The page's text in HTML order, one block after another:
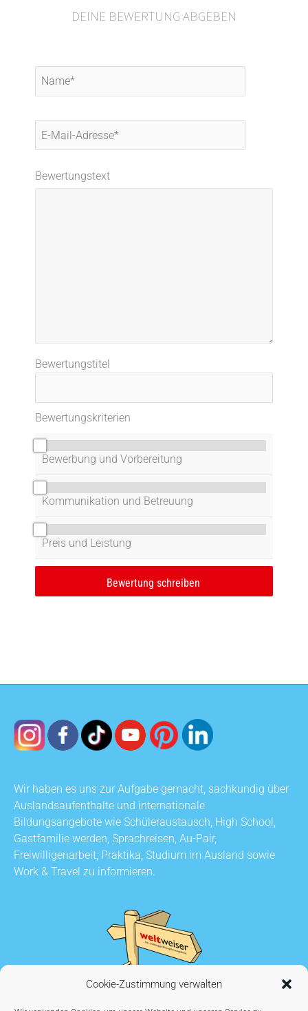
Cookie-Zustimmung verwalten
DEINE BEWERTUNG ABGEBEN
Name*
E-
Mail-
Adresse*
Bewertungstext
Bewertungstitel
Bewertungskriterien
Bewerbung und Vorbereitung
Kommunikation und Betreuung
Preis und Leistung
Wir haben es uns zur Aufgabe gemacht, sachkundig über
Auslandsaufenthalte und internationale
Bildungsangebote wie Schüleraustausch, High School,
Gastfamilie werden, Sprachreisen, Au-Pair,
Freiwilligenarbeit, Praktika, Studium im Ausland sowie
Work & Travel zu informieren.